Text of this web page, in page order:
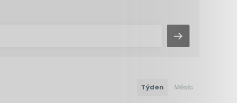
Týden Měsíc